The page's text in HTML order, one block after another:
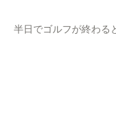
半日でゴルフが終わる